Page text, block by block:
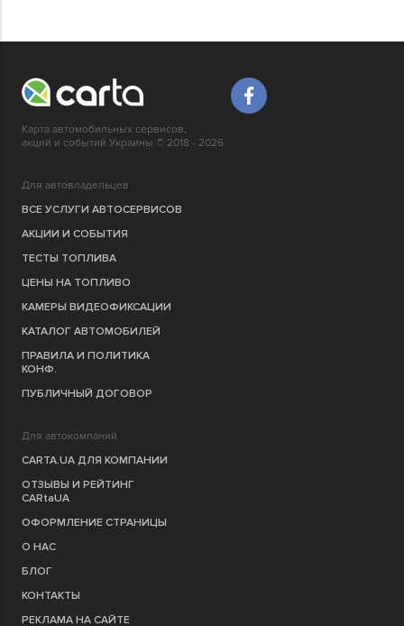
Карта автомобильных сервисов,
акций и событий Украины © 2018 - 2026
Для автовладельцев
ВСЕ УСЛУГИ АВТОСЕРВИСОВ
АКЦИИ И СОБЫТИЯ
ТЕСТЫ ТОПЛИВА
ЦЕНЫ НА ТОПЛИВО
КАМЕРЫ ВИДЕОФИКСАЦИИ
КАТАЛОГ АВТОМОБИЛЕЙ
ПРАВИЛА И ПОЛИТИКА
КОНФ.
ПУБЛИЧНЫЙ ДОГОВОР
Для автокомпаний
CARTA.UA ДЛЯ КОМПАНИИ
ОТЗЫВЫ И РЕЙТИНГ
CARtaUA
ОФОРМЛЕНИЕ СТРАНИЦЫ
О НАС
БЛОГ
КОНТАКТЫ
РЕКЛАМА НА САЙТЕ